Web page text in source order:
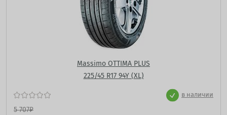
Massimo OTTIMA PLUS
225/45 R17 94Y (XL)
в наличии
5 707₽